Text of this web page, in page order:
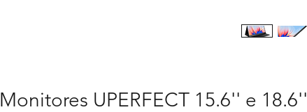
Monitores UPERFECT 15.6'' e 18.6''